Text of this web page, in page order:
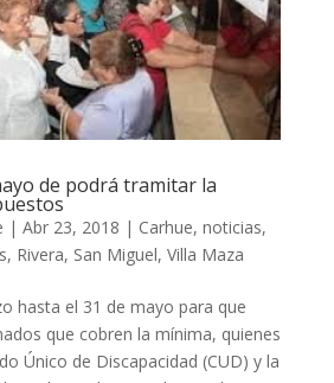
de podrá tramitar la
| Abr 23, 2018 | Carhue, noticias,
, Rivera, San Miguel, Villa Maza
hasta el 31 de mayo para que
que cobren la mínima, quienes
Único de Discapacidad (CUD) y la